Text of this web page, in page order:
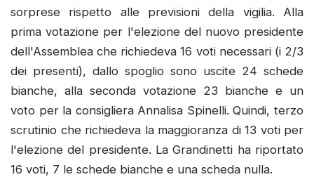
sorprese rispetto alle previsioni della vigilia. Alla
prima votazione per l'elezione del nuovo presidente
dell'Assemblea che richiedeva 16 voti necessari (i 2/3
dei presenti), dallo spoglio sono uscite 24 schede
bianche, alla seconda votazione 23 bianche e un
voto per la consigliera Annalisa Spinelli. Quindi, terzo
scrutinio che richiedeva la maggioranza di 13 voti per
l'elezione del presidente. La Grandinetti ha riportato
16 voti, 7 le schede bianche e una scheda nulla.